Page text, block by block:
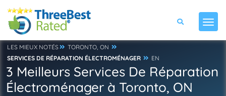
LES MIEUX NOTÉS
TORONTO, ON
SERVICES DE RÉPARATION ÉLECTROMÉNAGER
EN
3 Meilleurs Services De Réparation
Électroménager à Toronto, ON